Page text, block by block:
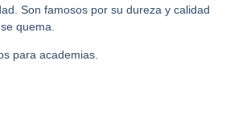
Son famosos por su dureza y calidad
quema.
para academias.